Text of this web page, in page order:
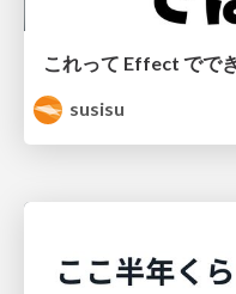
susisu